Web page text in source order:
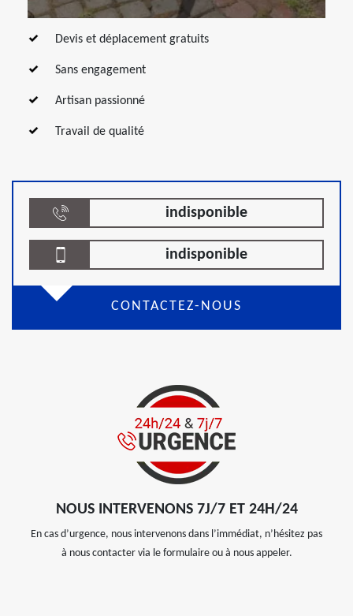
Devis et déplacement gratuits
Sans engagement
Artisan passionné
Travail de qualité
indisponible
indisponible
CONTACTEZ-NOUS
NOUS INTERVENONS 7J/7 ET 24H/24
En cas d’urgence, nous intervenons dans l’immédiat, n’hésitez pas
à nous contacter via le formulaire ou à nous appeler.